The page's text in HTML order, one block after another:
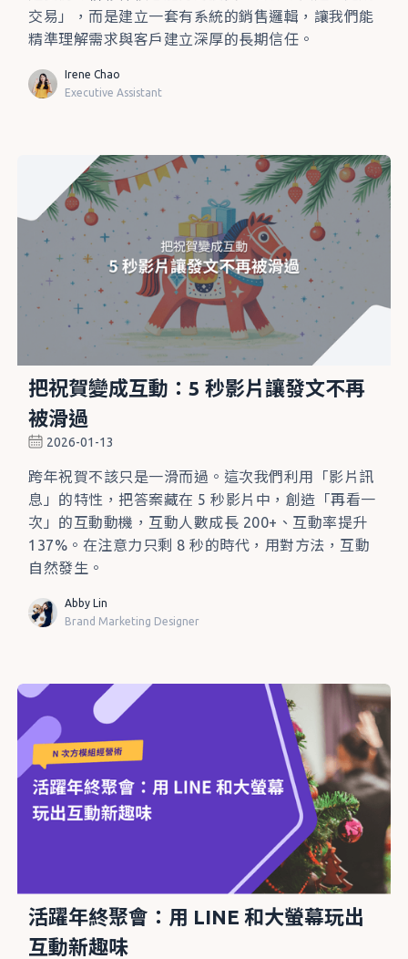
交易」，而是建立一套有系統的銷售邏輯，讓我們能
精準理解需求與客戶建立深厚的長期信任。
Irene Chao
Executive Assistant
把祝賀變成互動：5 秒影片讓發文不再
被滑過
2026-01-13
跨年祝賀不該只是一滑而過。這次我們利用「影片訊
息」的特性，把答案藏在 5 秒影片中，創造「再看一
次」的互動動機，互動人數成長 200+、互動率提升
137%。在注意力只剩 8 秒的時代，用對方法，互動
自然發生。
Abby Lin
Brand Marketing Designer
活躍年終聚會：用 LINE 和大螢幕玩出
互動新趣味